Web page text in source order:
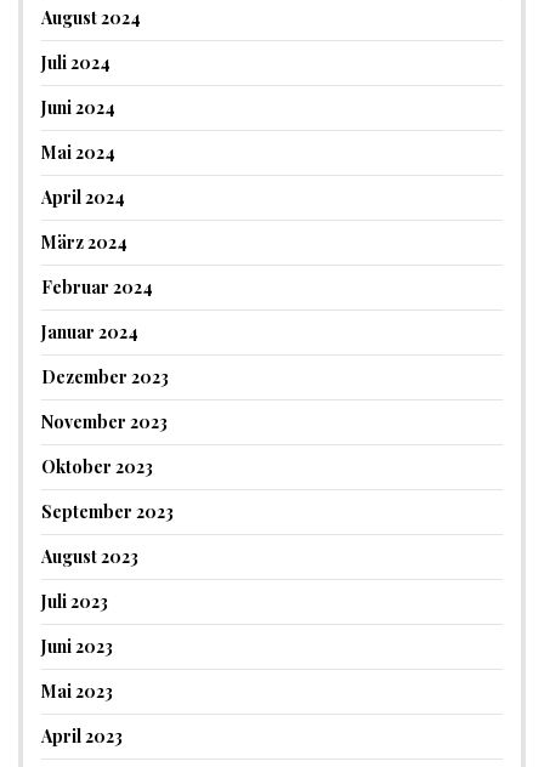
August 2024
Juli 2024
Juni 2024
Mai 2024
April 2024
März 2024
Februar 2024
Januar 2024
Dezember 2023
November 2023
Oktober 2023
September 2023
August 2023
Juli 2023
Juni 2023
Mai 2023
April 2023